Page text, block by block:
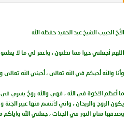
وها قد فتحت لي بابه؛ الذي إن
فها قد قلت لنا؛ وما سألناك:
فبودِّي أن أتشرف بمعرفتك؛ ولو
من نبل أخلاقك؛ وأنهل من حرصك
ولا أظنها رغبتي لوحدي؛ وربما
ولا أظنك إلا مجيباً الطلب:
الأخ الحبيب الشيخ عبد الحميد حفظه الله
اللهم أجعلني خيرا مما تظنون ، واغفر لي ما لا
وأنا والله أحبكم في الله تعالى ، أحبني الله تعالى
ما أعظم الاخوة في الله ، فهي والله روحٌ يسري في
يكون الروح والريحان ، واني لأتنسم منها عبير الجنة
وصدقها منابر النور في الجنات ، جعلني الله واياكم